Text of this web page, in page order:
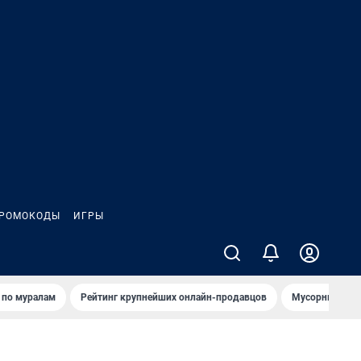
ИГРЫ
по мурaлaм Рейтинг крупнейших онлайн-продавцов Мусорный